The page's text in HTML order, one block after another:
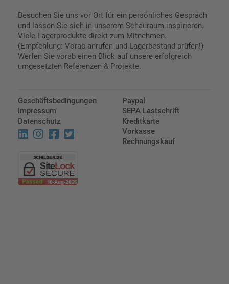
Besuchen Sie uns vor Ort für ein persönliches Gespräch
und lassen Sie sich in unserem Schauraum inspirieren.
Viele Lagerprodukte direkt zum Mitnehmen.
(Empfehlung: Vorab anrufen und Lagerbestand prüfen!)
Werfen Sie vorab einen Blick auf unsere erfolgreich
umgesetzten Referenzen & Projekte.
Geschäftsbedingungen
Impressum
Datenschutz
Paypal
SEPA Lastschrift
Kreditkarte
Vorkasse
Rechnungskauf